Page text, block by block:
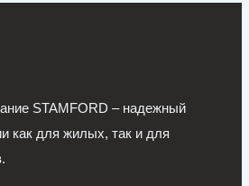
STAMFORD – надежный
как для жилых, так и для